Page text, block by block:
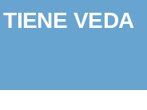
VEDA